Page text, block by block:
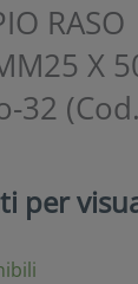
RASO
X
32
per